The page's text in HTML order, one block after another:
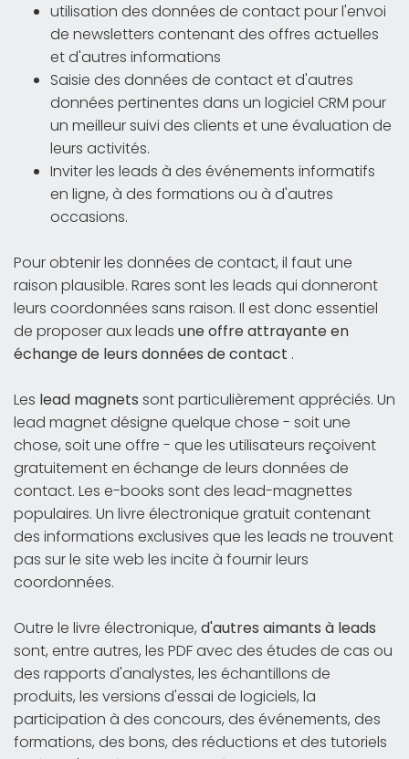
utilisation des données de contact pour l'envoi
de newsletters contenant des offres actuelles
et d'autres informations
Saisie des données de contact et d'autres
données pertinentes dans un logiciel CRM pour
un meilleur suivi des clients et une évaluation de
leurs activités.
Inviter les leads à des événements informatifs
en ligne, à des formations ou à d'autres
occasions.
Pour obtenir les données de contact, il faut une
raison plausible. Rares sont les leads qui donneront
leurs coordonnées sans raison. Il est donc essentiel
de proposer aux leads une offre attrayante en
échange de leurs données de contact .
Les lead magnets sont particulièrement appréciés. Un
lead magnet désigne quelque chose - soit une
chose, soit une offre - que les utilisateurs reçoivent
gratuitement en échange de leurs données de
contact. Les e-books sont des lead-magnettes
populaires. Un livre électronique gratuit contenant
des informations exclusives que les leads ne trouvent
pas sur le site web les incite à fournir leurs
coordonnées.
Outre le livre électronique, d'autres aimants à leads
sont, entre autres, les PDF avec des études de cas ou
des rapports d'analystes, les échantillons de
produits, les versions d'essai de logiciels, la
participation à des concours, des événements, des
formations, des bons, des réductions et des tutoriels